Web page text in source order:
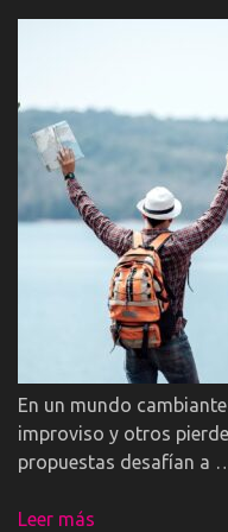
En un mundo
improviso y otros
propuestas desafían a
Leer más